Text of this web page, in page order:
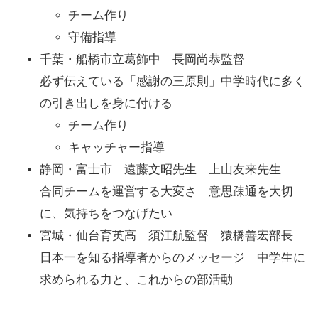
チーム作り
守備指導
千葉・船橋市立葛飾中 長岡尚恭監督
必ず伝えている「感謝の三原則」中学時代に多く
の引き出しを身に付ける
チーム作り
キャッチャー指導
静岡・富士市 遠藤文昭先生 上山友来先生
合同チームを運営する大変さ 意思疎通を大切
に、気持ちをつなげたい
宮城・仙台育英高 須江航監督 猿橋善宏部長
日本一を知る指導者からのメッセージ 中学生に
求められる力と、これからの部活動